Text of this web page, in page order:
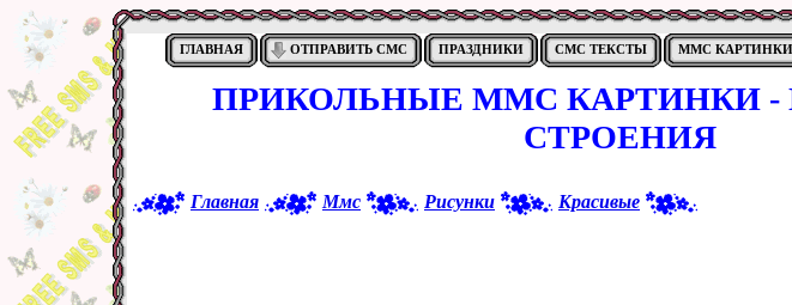
ГЛАВНАЯ ОТПРАВИТЬ СМС ПРАЗДНИКИ СМС ТЕКСТЫ ММС КАРТИНКИ
ПРИКОЛЬНЫЕ ММС КАРТИНКИ -
СТРОЕНИЯ
Главная Ммс Рисунки Красивые